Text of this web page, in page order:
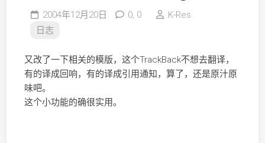
2004年12月20日 0, 0
K-Res
日志
又改了一下相关的模版，这个TrackBack不想去翻译，
有的译成回响，有的译成引用通知，算了，还是原汁原
味吧。
这个小功能的确很实用。